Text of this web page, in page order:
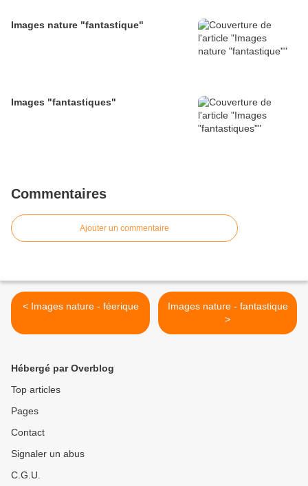
Images nature "fantastique"
Images "fantastiques"
Commentaires
Ajouter un commentaire
< Images nature - féerique
Images nature - fantastique
>
Hébergé par Overblog
Top articles
Pages
Contact
Signaler un abus
C.G.U.